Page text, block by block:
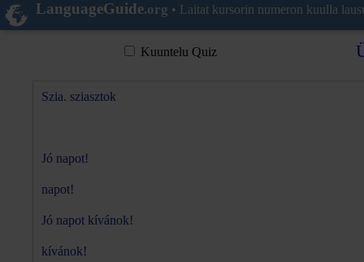
LanguageGuide.org • Laitat kursorin numeron kuulla
Kuuntelu Quiz
Szia. sziasztok
Jó napot!
napot!
Jó napot kívánok!
kívánok!